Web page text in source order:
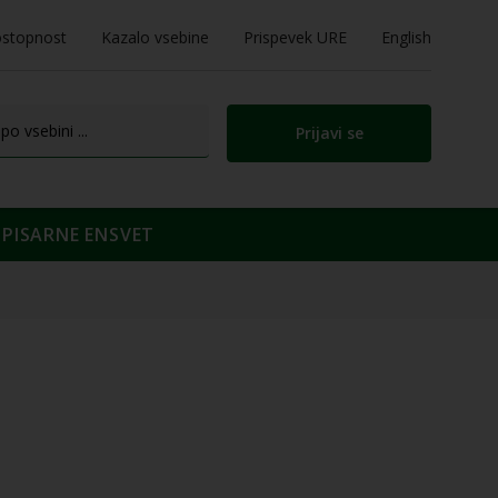
Kazalo vsebine Prispevek URE English
Prijavi se
ENSVET